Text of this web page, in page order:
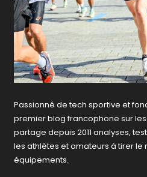
Passionné de tech sportive et
premier blog francophone sur
partage depuis 2011 analyses,
les athlètes et amateurs à tirer le
équipements.